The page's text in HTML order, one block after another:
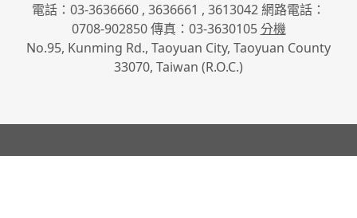
電話：03-3636660 , 3636661 , 3613042 網路電話：
0708-902850 傳真：03-3630105分機
No.95, Kunming Rd., Taoyuan City, Taoyuan County
33070, Taiwan (R.O.C.)